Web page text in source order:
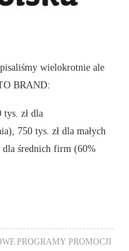
wielokrotnie ale
BRAND:
tys. zł dla
750 tys. zł dla małych
średnich firm (60%
PROGRAMY PROMOCJI